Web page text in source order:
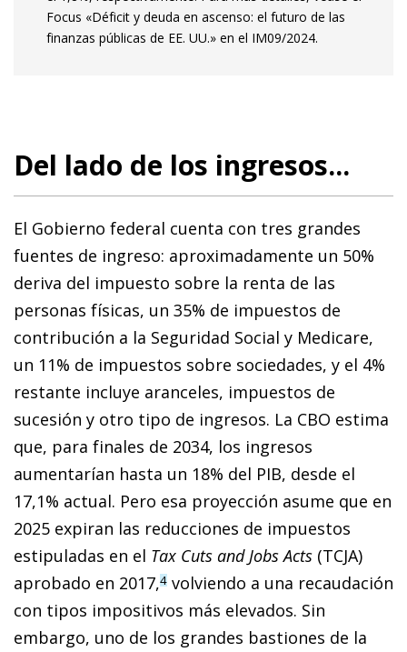
Focus «Déficit y deuda en ascenso: el futuro de las
finanzas públicas de EE. UU.» en el IM09/2024.
Del lado de los ingresos...
El Gobierno federal cuenta con tres grandes
fuentes de ingreso: aproximadamente un 50%
deriva del impuesto sobre la renta de las
personas físicas, un 35% de impuestos de
contribución a la Seguridad Social y Medicare,
un 11% de impuestos sobre sociedades, y el 4%
restante incluye aranceles, impuestos de
sucesión y otro tipo de ingresos. La CBO estima
que, para finales de 2034, los ingresos
aumentarían hasta un 18% del PIB, desde el
17,1% actual. Pero esa proyección asume que en
2025 expiran las reducciones de impuestos
estipuladas en el Tax Cuts and Jobs Acts (TCJA)
aprobado en 2017,4 volviendo a una recaudación
con tipos impositivos más elevados. Sin
embargo, uno de los grandes bastiones de la